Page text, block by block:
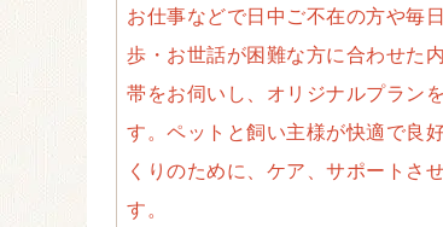
お仕事などで日中ご不在の方や毎
歩・お世話が困難な方に合わせた
帯をお伺いし、オリジナルプラン
す。ペットと飼い主様が快適で良
くりのために、ケア、サポートさ
す。